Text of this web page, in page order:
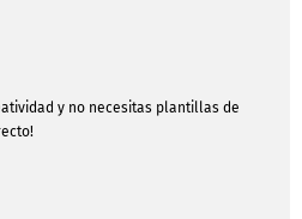
y no necesitas plantillas de